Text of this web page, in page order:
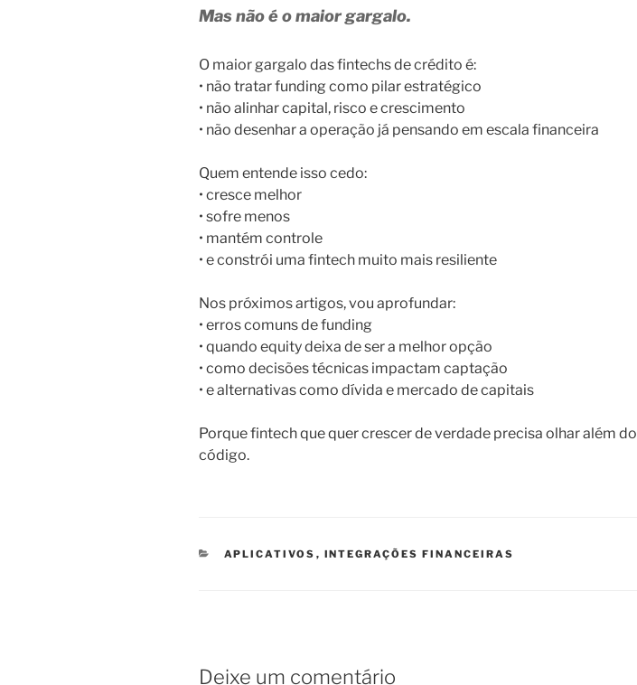
Mas não é o maior gargalo.
O maior gargalo das fintechs de crédito é:
• não tratar funding como pilar estratégico
• não alinhar capital, risco e crescimento
• não desenhar a operação já pensando em escala financeira
Quem entende isso cedo:
• cresce melhor
• sofre menos
• mantém controle
• e constrói uma fintech muito mais resiliente
Nos próximos artigos, vou aprofundar:
• erros comuns de funding
• quando equity deixa de ser a melhor opção
• como decisões técnicas impactam captação
• e alternativas como dívida e mercado de capitais
Porque fintech que quer crescer de verdade precisa olhar além do
código.
CATEGORIAS
APLICATIVOS , INTEGRAÇÕES FINANCEIRAS
Deixe um comentário